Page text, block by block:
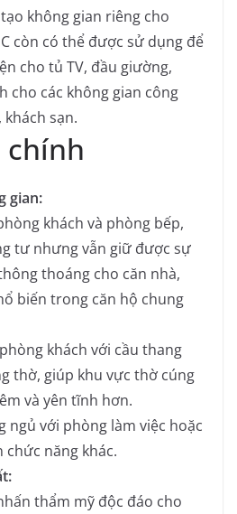
không gian riêng cho
còn có thể được sử dụng để
cho tủ TV, đầu giường,
cho các không gian công
sạn.
chính
gian:
khách và phòng bếp,
tư nhưng vẫn giữ được sự
thoáng cho căn nhà,
biến trong căn hộ chung
khách với cầu thang
thờ, giúp khu vực thờ cúng
và yên tĩnh hơn.
ngủ với phòng làm việc hoặc
chức năng khác.
thẩm mỹ độc đáo cho